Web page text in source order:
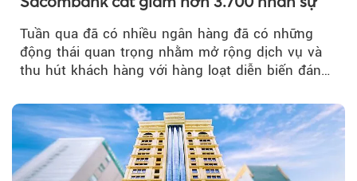
Tuần qua đã có nhiều ngân hàng đã có những
động thái quan trọng nhằm mở rộng dịch vụ và
thu hút khách hàng với hàng loạt diễn biến đáng